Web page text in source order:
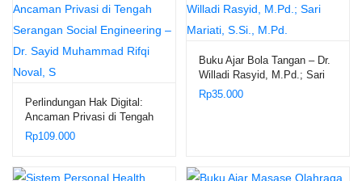
Perlindungan Hak Digital:
Ancaman Privasi di Tengah
Serangan Social Engineering
– Dr. Sayid Muhammad Rifqi
Rp109.000
Buku Ajar Bola Tangan – Dr.
Willadi Rasyid, M.Pd.; Sari
Mariati, S.Si., M.Pd.
Rp35.000